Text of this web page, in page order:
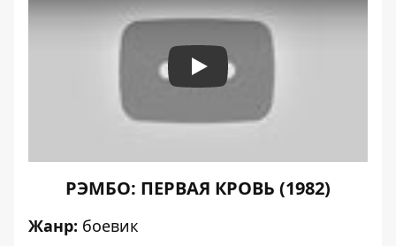
Play
РЭМБО: ПЕРВАЯ КРОВЬ (1982)
Жанр: боевик